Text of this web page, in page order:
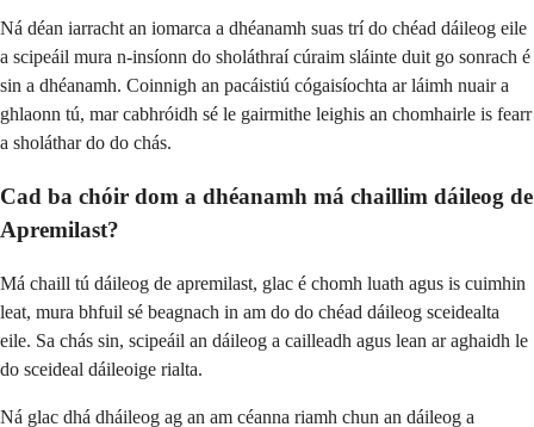
Ná déan iarracht an iomarca a dhéanamh suas trí do chéad dáileog eile
a scipeáil mura n-insíonn do sholáthraí cúraim sláinte duit go sonrach é
sin a dhéanamh. Coinnigh an pacáistiú cógaisíochta ar láimh nuair a
ghlaonn tú, mar cabhróidh sé le gairmithe leighis an chomhairle is fearr
a sholáthar do do chás.
Cad ba chóir dom a dhéanamh má chaillim dáileog de
Apremilast?
Má chaill tú dáileog de apremilast, glac é chomh luath agus is cuimhin
leat, mura bhfuil sé beagnach in am do do chéad dáileog sceidealta
eile. Sa chás sin, scipeáil an dáileog a cailleadh agus lean ar aghaidh le
do sceideal dáileoige rialta.
Ná glac dhá dháileog ag an am céanna riamh chun an dáileog a